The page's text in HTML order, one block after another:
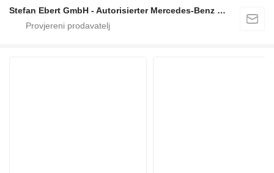
Stefan Ebert GmbH - Autorisierter Mercedes-Benz Servicepartner